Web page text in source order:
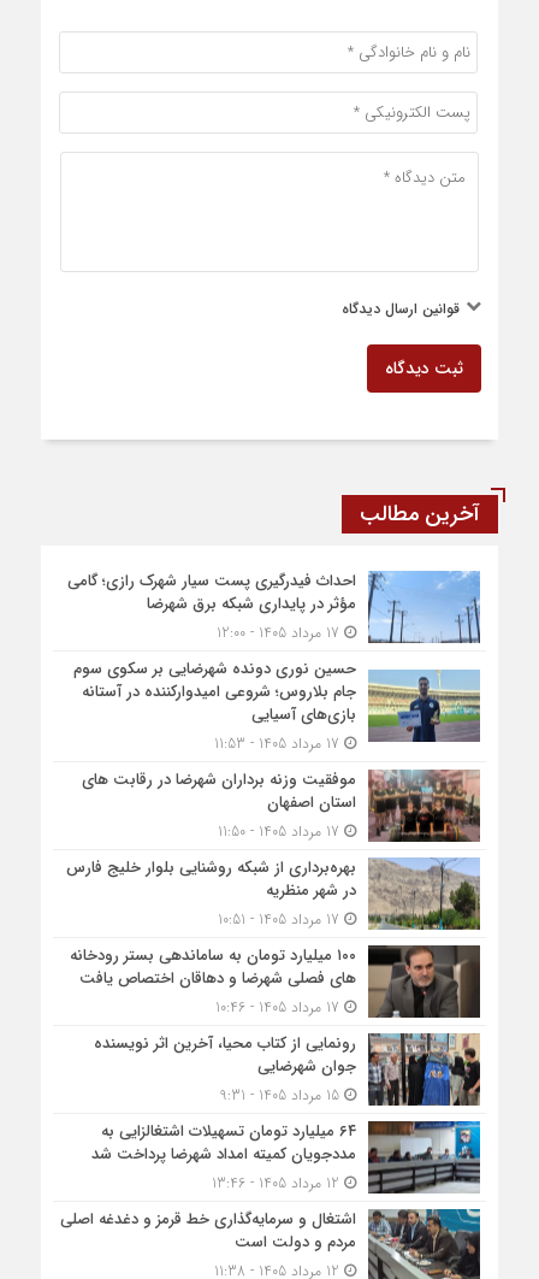
قوانین ارسال دیدگاه
ثبت دیدگاه
آخرین مطالب
احداث فیدرگیری پست سیار شهرک رازی؛ گامی
مؤثر در پایداری شبکه برق شهرضا
حسین نوری دونده شهرضایی بر سکوی سوم
جام بلاروس؛ شروعی امیدوارکننده در آستانه
بازی‌های آسیایی
موفقیت وزنه برداران شهرضا در رقابت های
استان اصفهان
بهره‌برداری از شبکه روشنایی بلوار خلیج فارس
در شهر منظریه
۱۰۰ میلیارد تومان به ساماندهی بستر رودخانه
های فصلی شهرضا و دهاقان اختصاص یافت
رونمایی از کتاب محیا، آخرین اثر نویسنده
جوان شهرضایی
15 مرداد 1405 - 9:31
۶۴ میلیارد تومان تسهیلات اشتغالزایی به
مددجویان کمیته امداد شهرضا پرداخت شد
اشتغال و سرمایه‌گذاری خط قرمز و دغدغه اصلی
مردم و دولت است